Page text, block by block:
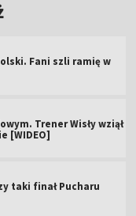
Fani szli ramię w
Trener Wisły wziął
[WIDEO]
taki finał Pucharu